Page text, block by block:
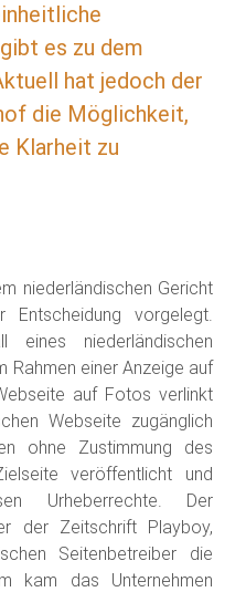
es zu dem
hat jedoch der
die Möglichkeit,
Klarheit zu
niederländischen Gericht
Entscheidung vorgelegt.
niederländischen
Rahmen einer Anzeige auf
auf Fotos verlinkt
Webseite zugänglich
ohne Zustimmung des
veröffentlicht und
Urheberrechte. Der
der Zeitschrift Playboy,
Seitenbetreiber die
kam das Unternehmen